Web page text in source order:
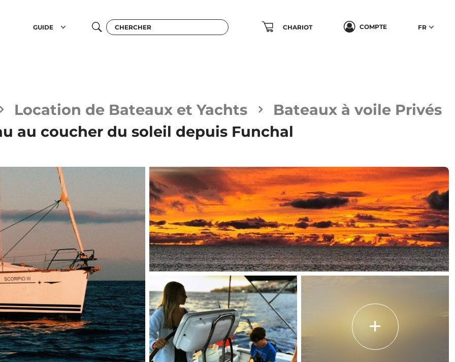
GUIDE CHARIOT COMPTE FR
Location de Bateaux et Yachts
Bateaux à voile Privés
au coucher du soleil depuis Funchal